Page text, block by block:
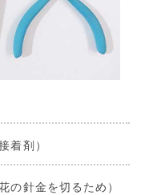
着剤）
の針金を切るため）